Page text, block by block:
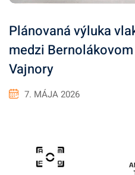
Plánovaná výluka
medzi
Vajnory
7. MÁJA 2026